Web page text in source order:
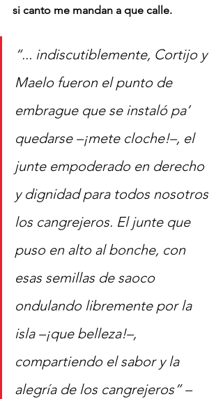
si canto me mandan a que calle.
“... indiscutiblemente, Cortijo y
Maelo fueron el punto de
embrague que se instaló pa’
quedarse –¡mete cloche!–, el
junte empoderado en derecho
y dignidad para todos nosotros
los cangrejeros. El junte que
puso en alto al bonche, con
esas semillas de saoco
ondulando libremente por la
isla –¡que belleza!–,
compartiendo el sabor y la
alegría de los cangrejeros” –